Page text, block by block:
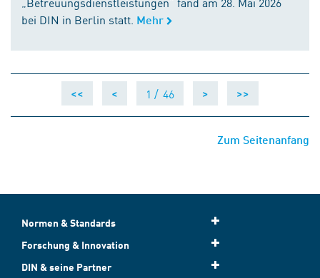
bei DIN in Berlin statt. Mehr
<< < 1 / 46 > >>
Zum Seitenanfang
Normen & Standards
Forschung & Innovation
DIN & seine Partner